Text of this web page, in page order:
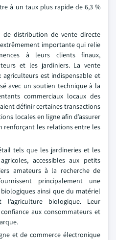
à un taux plus rapide de 6,3 %
de distribution de vente directe
importante qui relie
à leurs clients finaux,
et les jardiniers. La vente
agriculteurs est indispensable et
avec un soutien technique à la
commerciaux locaux des
définir certaines transactions
locales en ligne afin d’assurer
renforçant les relations entre les
tels que les jardineries et les
accessibles aux petits
amateurs à la recherche de
principalement une
ainsi que du matériel
l’agriculture biologique. Leur
aux consommateurs et
et de commerce électronique